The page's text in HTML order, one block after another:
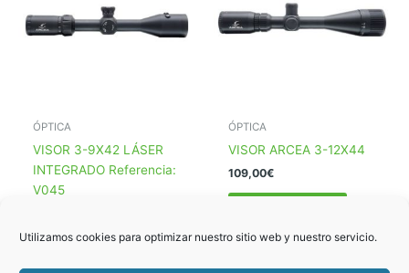
Utilizamos cookies para optimizar nuestro sitio web y nuestro servicio.
ÓPTICA
VISOR 3-9X42 LÁSER
INTEGRADO Referencia:
V045
Añadir al carrito
ÓPTICA
VISOR ARCEA 3-12X44
109,00€